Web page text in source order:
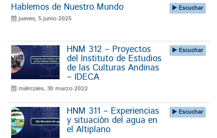
Hablemos de Nuestro Mundo
jueves, 5 junio 2025
Escuchar
HNM 312 – Proyectos
del Instituto de Estudios
de las Culturas Andinas
– IDECA
miércoles, 30 marzo 2022
Escuchar
HNM 311 – Experiencias
y situación del agua en
el Altiplano
Escuchar